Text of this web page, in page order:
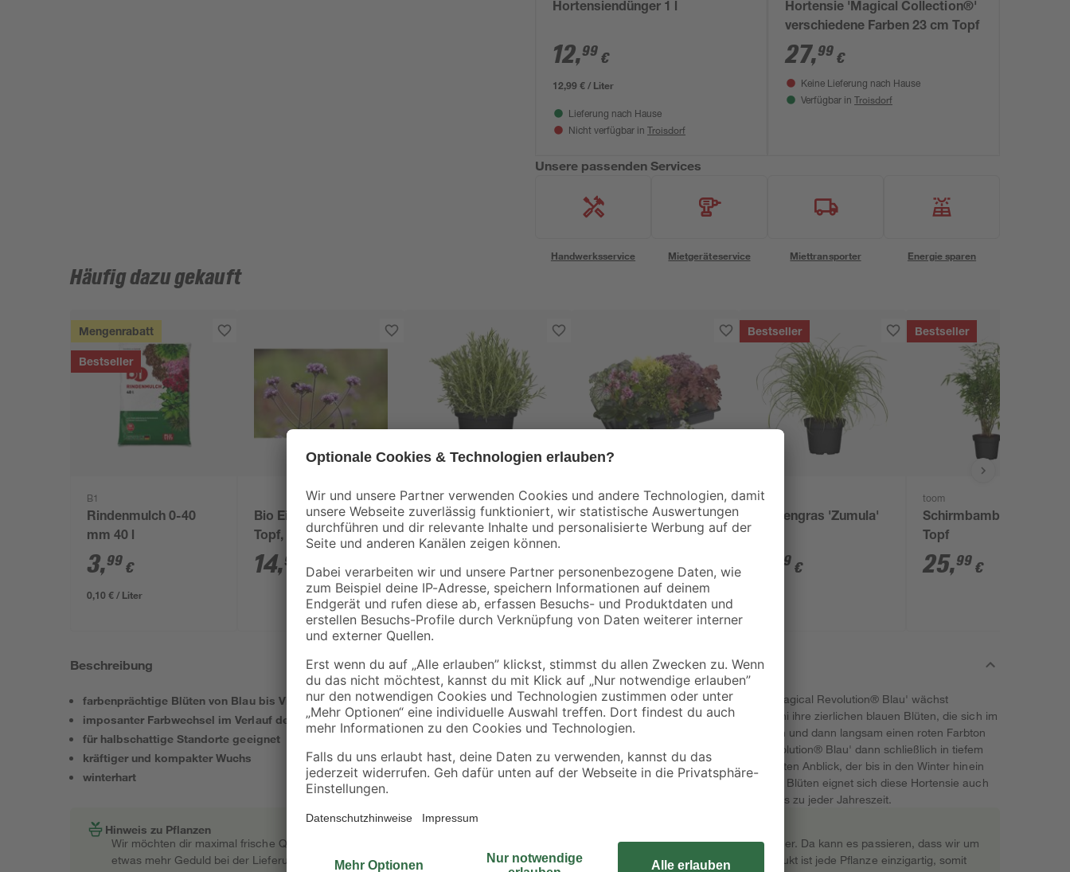
Hortensiendünger 1 l
12,99 €
12,99 € / Liter
Lieferung nach Hause
Nicht verfügbar in Troisdorf
Hortensie 'Magical Collection®'
verschiedene Farben 23 cm Topf
27,99 €
Keine Lieferung nach Hause
Verfügbar in Troisdorf
Unsere passenden Services
Handwerksservice Mietgeräteservice Miettransporter Energie sparen
Häufig dazu gekauft
Mengenrabatt
Bestseller
B1
Rindenmulch 0-40
mm 40 l
3,99 €
0,10 € / Liter
Bio Eisenkraut, 9 cm
Topf, 3er-Set
14,99 €
toom
Rosmarin 12 cm Topf
2, €
toom
Herbstpflanzen-Mix
'Purfleur' 6er-Tray
8, €
Bestseller
toom
Katzengras 'Zumula'
99 €
Bestseller
toom
Schirmbambus 23 cm
Topf
25,99 €
Beschreibung
farbenprächtige Blüten von Blau bis Violett
imposanter Farbwechsel im Verlauf der Jahreszeiten
für halbschattige Standorte geeignet
kräftiger und kompakter Wuchs
winterhart
Die BauernhortensieHydrangea macrophylla
'Magical Revolution® Blau' wächst
besonders kompakt und robust. Sie öffnet im Juni ihre zierlichen blauen Blüten, die sich im
Laufe des Sommers zunächst grünlich verfärben und dann langsam einen roten Farbton
annehmen. Im Herbst leuchtet die 'Magical Revolution® Blau' dann schließlich in tiefem
Violett und bietet auf diese Weise einen fulminanten Anblick, der bis in den Winter hinein
anhält. Aufgrund der besonderen Festigkeit ihrer Blüten eignet sich diese Hortensie auch
gut als Schnittblume für den Wohnraum - und das zu jeder Jahreszeit.
Hinweis zu Pflanzen
Wir möchten dir maximal frische Qualität garantieren. Deswegen ordern wir deine Pflanze erst nach der Bestellung direkt beim Gärtner. Da kann es passieren, dass wir um
etwas mehr Geduld bei der Lieferung bitten müssen. So kannst du dich über eine frische und gesunde Pflanze freuen! Als Naturprodukt ist jede Pflanze einzigartig, somit